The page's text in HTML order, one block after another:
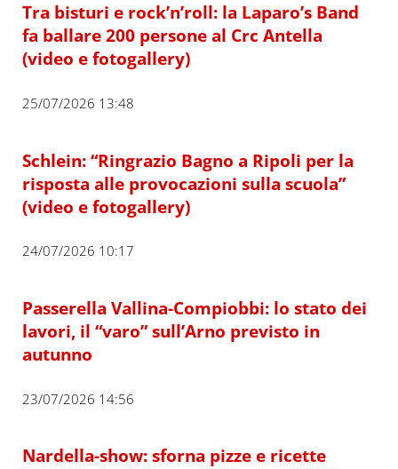
Tra bisturi e rock’n’roll: la Laparo’s Band
fa ballare 200 persone al Crc Antella
(video e fotogallery)
25/07/2026 13:48
Schlein: “Ringrazio Bagno a Ripoli per la
risposta alle provocazioni sulla scuola”
(video e fotogallery)
24/07/2026 10:17
Passerella Vallina-Compiobbi: lo stato dei
lavori, il “varo” sull’Arno previsto in
autunno
23/07/2026 14:56
Nardella-show: sforna pizze e ricette